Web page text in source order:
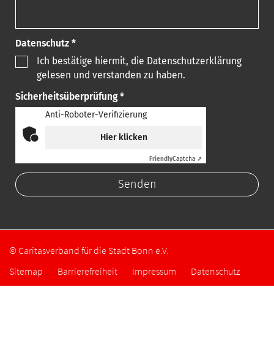
Datenschutz *
Ich bestätige hiermit, die Datenschutzerklärung
gelesen und verstanden zu haben.
Sicherheitsüberprüfung *
Anti-Roboter-Verifizierung
Hier klicken
FriendlyCaptcha ⇗
© Caritasverband für die Stadt Bonn e.V.
Sitemap
Barrierefreiheit Impressum Datenschutz